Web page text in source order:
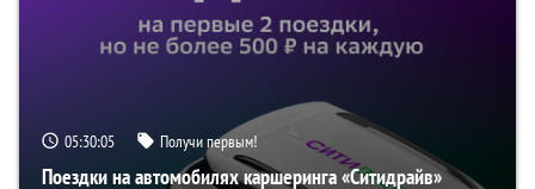
05:30:03 Получи первым!
Поездки на автомобилях каршеринга «Ситидрайв»